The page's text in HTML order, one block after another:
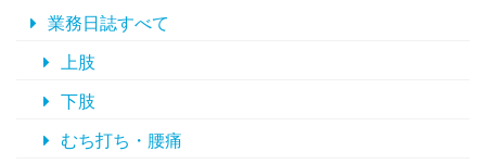
業務日誌すべて
上肢
下肢
むち打ち・腰痛